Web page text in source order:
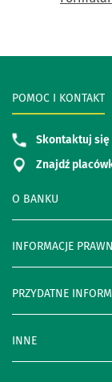
O BANKU
INFORMACJE
PRZYDATNE
POMOC I KONTAKT
Skontaktuj się
Znajdź
INNE